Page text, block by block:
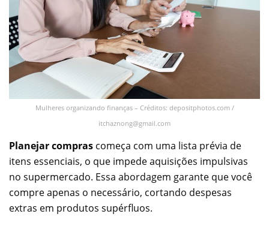
Mulheres organizando finanças – Créditos: depositphotos.com /
itchaznong@gmail.com
Planejar compras começa com uma lista prévia de
itens essenciais, o que impede aquisições impulsivas
no supermercado. Essa abordagem garante que você
compre apenas o necessário, cortando despesas
extras em produtos supérfluos.